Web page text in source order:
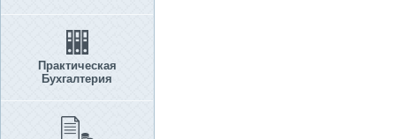
Практическая
Бухгалтерия